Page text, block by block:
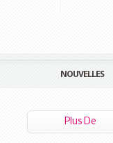
NOUVELLES
Plus De